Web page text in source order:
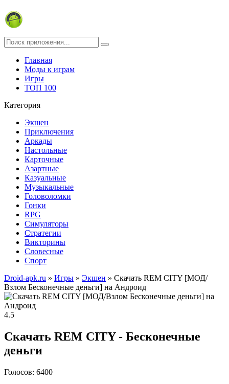
Главная
Моды к играм
Игры
ТОП 100
Категория
Экшен
Приключения
Аркады
Настольные
Карточные
Азартные
Казуальные
Музыкальные
Головоломки
Гонки
RPG
Симуляторы
Стратегии
Викторины
Словесные
Спорт
Droid-apk.ru » Игры » Экшен » Скачать REM CITY [МОД/
Взлом Бесконечные деньги] на Андроид
4.5
Скачать REM CITY - Бесконечные
деньги
Голосов: 6400